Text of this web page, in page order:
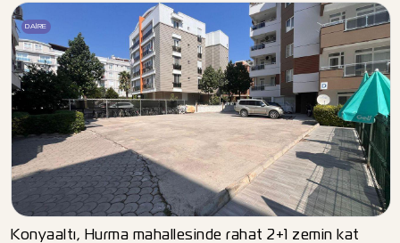
DAIRE
Konyaaltı, Hurma mahallesinde rahat 2+1 zemin kat